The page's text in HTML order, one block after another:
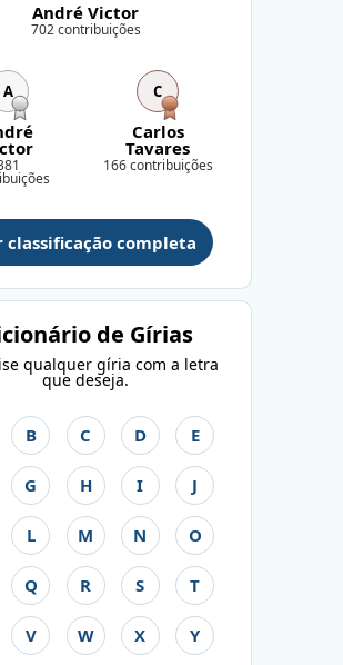
André Victor
702 contribuições
A C
Carlos
Tavares
166 contribuições
classificação completa
de Gírias
qualquer gíria com a letra
que deseja.
B C D E
G H I J
L M N O
Q R S T
V W X Y